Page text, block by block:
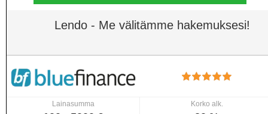
Lendo - Me välitämme hakemuksesi!
Lainasumma Korko alk.